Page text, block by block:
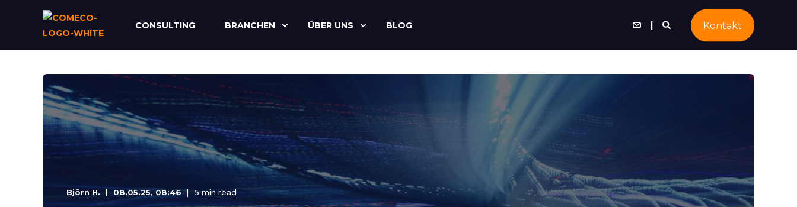
CONSULTING BRANCHEN ÜBER UNS BLOG Kontakt
Björn H. 08.05.25, 08:46 5 min read